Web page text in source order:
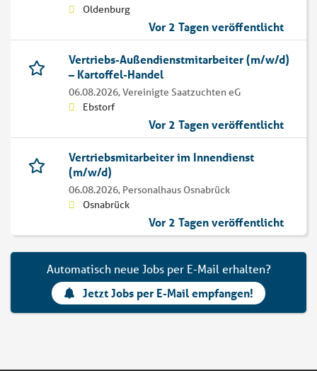
Oldenburg
Vor 2 Tagen veröffentlicht
Vertriebs-Außendienstmitarbeiter (m/w/d)
– Kartoffel-Handel
06.08.2026,Vereinigte Saatzuchten eG
Ebstorf
Vor 2 Tagen veröffentlicht
Vertriebsmitarbeiter im Innendienst
(m/w/d)
06.08.2026, Personalhaus Osnabrück
Osnabrück
Vor 2 Tagen veröffentlicht
Automatisch neue Jobs per E-Mail erhalten?
Jetzt Jobs per E-Mail empfangen!